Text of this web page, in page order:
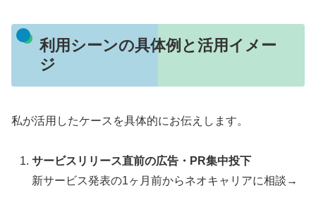
利用シーンの具体例と活用イメー
ジ
私が活用したケースを具体的にお伝えします。
サービスリリース直前の広告・PR集中投下
新サービス発表の1ヶ月前からネオキャリアに相談→